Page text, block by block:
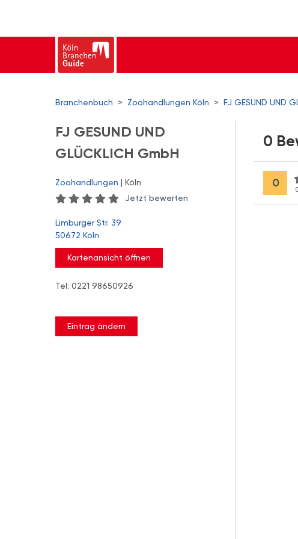
Branchenbuch > Zoohandlungen Köln > FJ GESUND UND
FJ GESUND UND
GLÜCKLICH GmbH
Zoohandlungen | Köln
Jetzt bewerten
Limburger Str. 39
50672 Köln
Kartenansicht öffnen
Tel: 0221 98650926
Eintrag ändern
0
0